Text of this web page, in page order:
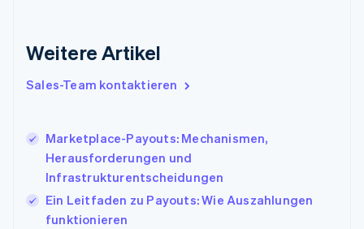
Weitere Artikel
Sales-Team kontaktieren
Marketplace-Payouts: Mechanismen,
Herausforderungen und
Infrastrukturentscheidungen
Ein Leitfaden zu Payouts: Wie Auszahlungen
funktionieren
Irland
Italien
日本語 English
Kanada
EnglishFrançais
Kroatien
EnglishItaliano
Lettland